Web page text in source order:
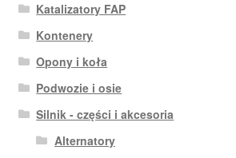
Katalizatory FAP
Kontenery
Opony i koła
Podwozie i osie
Silnik - części i akcesoria
Alternatory